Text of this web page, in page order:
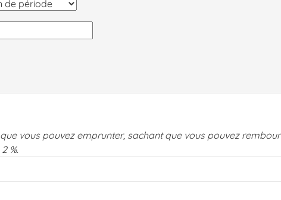
vous pouvez emprunter, sachant que vous pouvez
%.